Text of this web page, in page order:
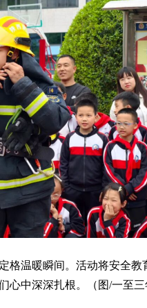
温暖瞬间。活动将安全
心中深深扎根。（图/一至